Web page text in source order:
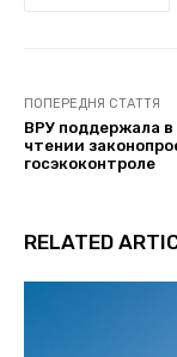
ПОПЕРЕДНЯ СТАТТЯ
ВРУ поддержала в
чтении
госэкоконтроле
RELATED